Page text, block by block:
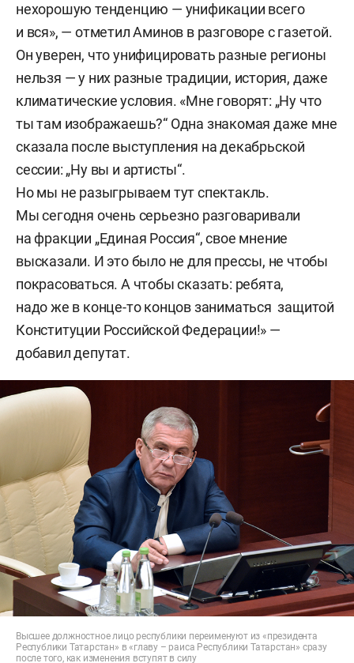
нехорошую тенденцию — унификации всего
и вся», — отметил Аминов в разговоре с газетой.
Он уверен, что унифицировать разные регионы
нельзя — у них разные традиции, история, даже
климатические условия. «Мне говорят: „Ну что
ты там изображаешь?“ Одна знакомая даже мне
сказала после выступления на декабрьской
сессии: „Ну вы и артисты“.
Но мы не разыгрываем тут спектакль.
Мы сегодня очень серьезно разговаривали
на фракции „Единая Россия“, свое мнение
высказали. И это было не для прессы, не чтобы
покрасоваться. А чтобы сказать: ребята,
надо же в конце-то концов заниматься защитой
Конституции Российской Федерации!» —
добавил депутат.
Высшее должностное лицо республики переименуют из «президента
Республики Татарстан» в «главу – раиса Республики Татарстан» сразу
после того, как изменения вступят в силу